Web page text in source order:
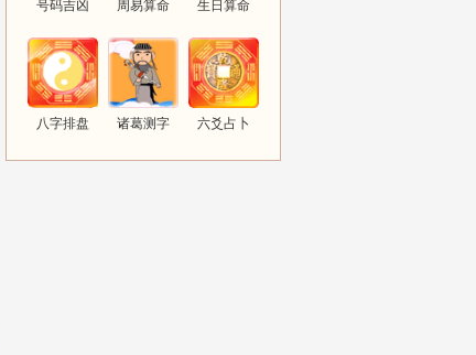
号码吉凶 周易算命 生日算命
八字排盘 诸葛测字 六爻占卜